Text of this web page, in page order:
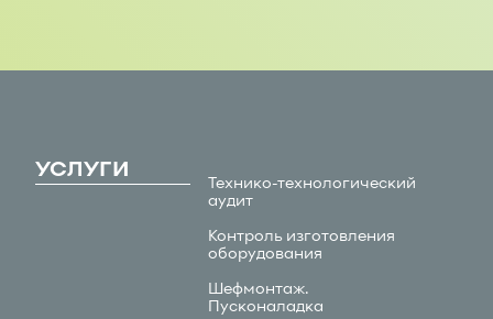
УСЛУГИ
Технико-технологический
аудит
Контроль изготовления
оборудования
Шефмонтаж.
Пусконаладка